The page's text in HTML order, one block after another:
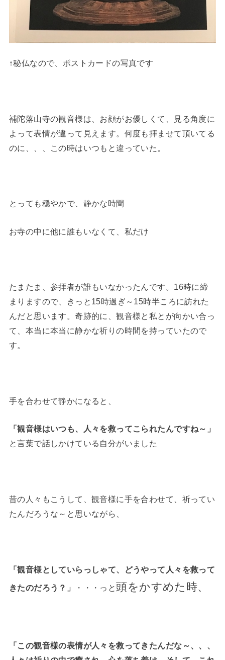
↑秘仏なので、ポストカードの写真です
補陀落山寺の観音様は、お顔がお優しくて、見る角度に
よって表情が違って見えます。何度も拝ませて頂いてる
のに、、、この時はいつもと違っていた。
とっても穏やかで、静かな時間
お寺の中に他に誰もいなくて、私だけ
たまたま、参拝者が誰もいなかったんです。16時に締
まりますので、きっと15時過ぎ～15時半ころに訪れた
んだと思います。奇跡的に、観音様と私とが向かい合っ
て、本当に本当に静かな祈りの時間を持っていたので
す。
手を合わせて静かになると、
「観音様はいつも、人々を救ってこられたんですね～」
と言葉で話しかけている自分がいました
昔の人々もこうして、観音様に手を合わせて、祈ってい
たんだろうな～と思いながら、
「観音様としていらっしゃて、どうやって人々を救って
きたのだろう？」
・・・っと頭をかすめた時、
「この観音様の表情が人々を救ってきたんだな～、、、